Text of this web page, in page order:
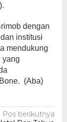
dengan
institusi
mendukung
yang
(Aba)
Pos berikutnya